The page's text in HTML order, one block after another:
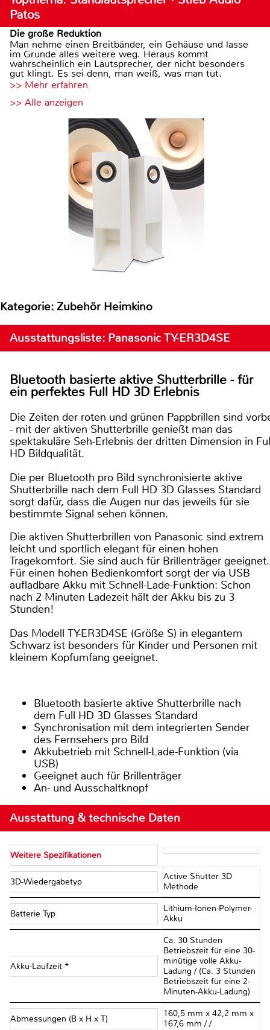
Patos
Die große Reduktion
Man nehme einen Breitbänder, ein Gehäuse und lasse
im Grunde alles weitere weg. Heraus kommt
wahrscheinlich ein Lautsprecher, der nicht besonders
gut klingt. Es sei denn, man weiß, was man tut.
>> Mehr erfahren
>> Alle anzeigen
Kategorie: Zubehör Heimkino
Ausstattungsliste: Panasonic TY-ER3D4SE
Bluetooth basierte aktive Shutterbrille - für
ein perfektes Full HD 3D Erlebnis
Die Zeiten der roten und grünen Pappbrillen sind vorbei
- mit der aktiven Shutterbrille genießt man das
spektakuläre Seh-Erlebnis der dritten Dimension in Full
HD Bildqualität.
Die per Bluetooth pro Bild synchronisierte aktive
Shutterbrille nach dem Full HD 3D Glasses Standard
sorgt dafür, dass die Augen nur das jeweils für sie
bestimmte Signal sehen können.
Die aktiven Shutterbrillen von Panasonic sind extrem
leicht und sportlich elegant für einen hohen
Tragekomfort. Sie sind auch für Brillenträger geeignet.
Für einen hohen Bedienkomfort sorgt der via USB
aufladbare Akku mit Schnell-Lade-Funktion: Schon
nach 2 Minuten Ladezeit hält der Akku bis zu 3
Stunden!
Das Modell TY-ER3D4SE (Größe S) in elegantem
Schwarz ist besonders für Kinder und Personen mit
kleinem Kopfumfang geeignet.
Bluetooth basierte aktive Shutterbrille nach
dem Full HD 3D Glasses Standard
Synchronisation mit dem integrierten Sender
des Fernsehers pro Bild
Akkubetrieb mit Schnell-Lade-Funktion (via
USB)
Geeignet auch für Brillenträger
An- und Ausschaltknopf
Ausstattung & technische Daten
Weitere Spezifikationen
3D-Wiedergabetyp
Active Shutter 3D
Methode
Batterie Typ
Lithium-Ionen-Polymer-
Akku
Akku-Laufzeit *
Ca. 30 Stunden
Betriebszeit für eine 30-
minütige volle Akku-
Ladung / (Ca. 3 Stunden
Betriebszeit für eine 2-
Minuten-Akku-Ladung)
Abmessungen (B x H x T)
160,5 mm x 42,2 mm x
167,6 mm / /